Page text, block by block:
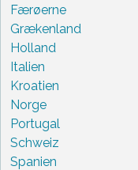
Færøerne
Grækenland
Holland
Italien
Kroatien
Norge
Portugal
Schweiz
Spanien